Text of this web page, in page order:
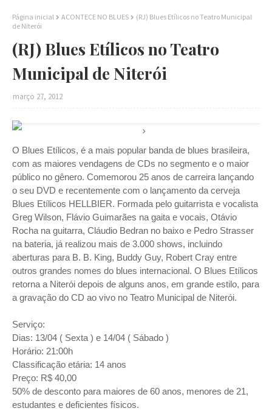
Página inicial ACONTECE NO BLUES
(RJ) Blues Etílicos no Teatro Municipal
de Niterói
(RJ) Blues Etílicos no Teatro
Municipal de Niterói
março 27, 2012
O Blues Etílicos, é a mais popular banda de blues brasileira,
com as maiores vendagens de CDs no segmento e o maior
público no gênero. Comemorou 25 anos de carreira lançando
o seu DVD e recentemente com o lançamento da cerveja
Blues Etílicos HELLBIER. Formada pelo guitarrista e vocalista
Greg Wilson, Flávio Guimarães na gaita e vocais, Otávio
Rocha na guitarra, Cláudio Bedran no baixo e Pedro Strasser
na bateria, já realizou mais de 3.000 shows, incluindo
aberturas para B. B. King, Buddy Guy, Robert Cray entre
outros grandes nomes do blues internacional. O Blues Etílicos
retorna a Niterói depois de alguns anos, em grande estilo, para
a gravação do CD ao vivo no Teatro Municipal de Niterói.
Serviço:
Dias: 13/04 ( Sexta ) e 14/04 ( Sábado )
Horário: 21:00h
Classificação etária: 14 anos
Preço: R$ 40,00
50% de desconto para maiores de 60 anos, menores de 21,
estudantes e deficientes físicos.